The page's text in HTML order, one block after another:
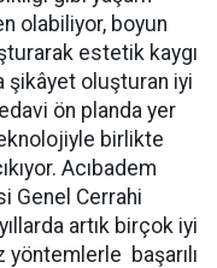
olabiliyor, boyun
estetik kaygı
şikâyet oluşturan iyi
ön planda yer
birlikte
Acıbadem
Genel Cerrahi
artık birçok iyi
yöntemlerle başarılı